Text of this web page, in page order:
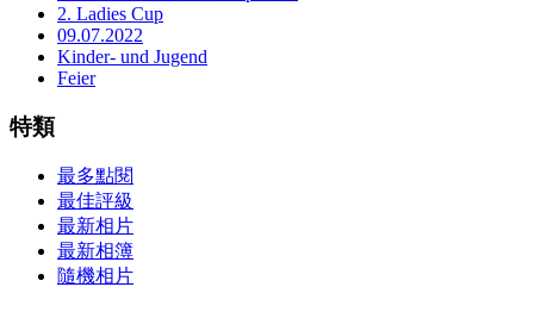
2. Ladies Cup
09.07.2022
Kinder- und Jugend
Feier
特類
最多點閱
最佳評級
最新相片
最新相簿
隨機相片